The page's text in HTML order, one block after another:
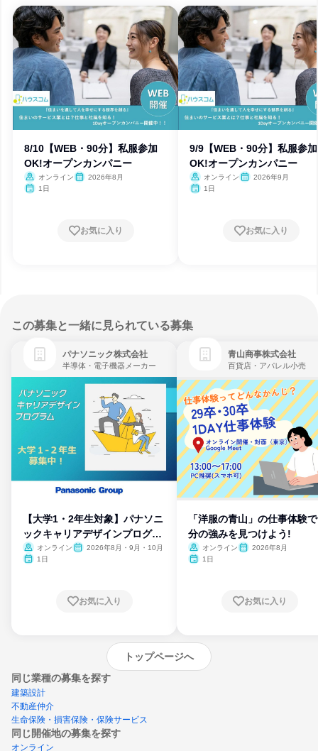
8/10【WEB・90分】私服参加
OK!オープンカンパニー
オンライン
2026年8月
1日
お気に入り
9/9【WEB・90分】私服参加
OK!オープンカンパニー
オンライン
2026年9月
1日
お気に入り
この募集と一緒に見られている募集
パナソニック株式会社
半導体・電子機器メーカー
【大学1・2年生対象】パナソニ
ックキャリアデザインプログラ
ム
オンライン
2026年8月・9月・10月
1日
お気に入り
青山商事株式会社
百貨店・アパレル小売
「洋服の青山」の仕事体験
分の強みを見つけよう!
オンライン
2026年8月
1日
お気に入り
トップページへ
同じ業種の募集を探す
建築設計
不動産仲介
生命保険・損害保険・保険サービス
同じ開催地の募集を探す
オンライン